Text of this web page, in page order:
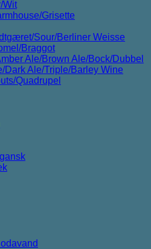
Wit
Grisette
Sour/Berliner Weisse
Braggot
Ale/Brown Ale/Bock/Dubbel
Dark Ale/Triple/Barley Wine
Quadrupel